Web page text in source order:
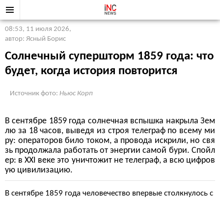
08:53, 11 июля 2026,
автор: Ясный Борис
Солнечный супершторм 1859 года: что
будет, когда история повторится
Источник фото: Ньюс Корп
В сентябре 1859 года солнечная вспышка накрыла Зем
лю за 18 часов, выведя из строя телеграф по всему ми
ру: операторов било током, а провода искрили, но свя
зь продолжала работать от энергии самой бури. Спойл
ер: в XXI веке это уничтожит не телеграф, а всю цифров
ую цивилизацию.
В сентябре 1859 года человечество впервые столкнулось с